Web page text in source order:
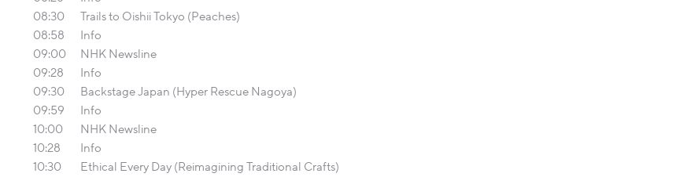
08:30
Trails to Oishii Tokyo (Peaches)
08:58
Info
09:00
NHK Newsline
09:28
Info
09:30
Backstage Japan (Hyper Rescue Nagoya)
09:59
Info
10:00
NHK Newsline
10:28
Info
10:30
Ethical Every Day (Reimagining Traditional Crafts)